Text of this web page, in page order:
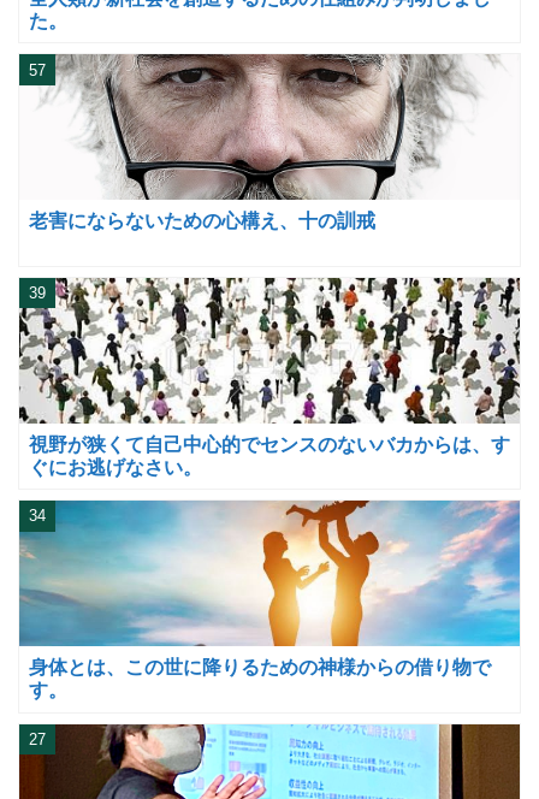
た。
老害にならないための心構え、十の訓戒
57
視野が狭くて自己中心的でセンスのないバカからは、す
ぐにお逃げなさい。
39
身体とは、この世に降りるための神様からの借り物で
す。
34
27